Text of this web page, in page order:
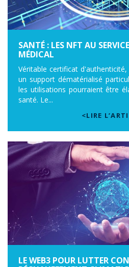
SANTÉ : LES NFT AU
MÉDICAL
Véritable certificat
un support dématérialisé
les utilisations pourraient être
santé. Le...
<LIRE
LE WEB3 POUR LUTTER